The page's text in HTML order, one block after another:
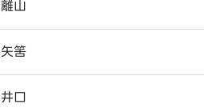
山
筈
口